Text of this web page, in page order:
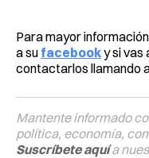
Para mayor
a su facebooky si vas
contactarlos llamando
Mantente informado
política, economía,
Suscríbete aquía